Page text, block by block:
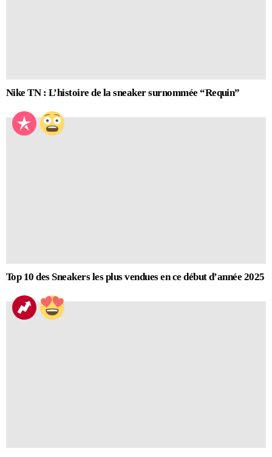
Nike TN : L’histoire de la sneaker surnommée “Requin”
Top 10 des Sneakers les plus vendues en ce début d’année 2025